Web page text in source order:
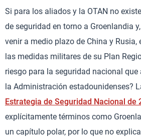
Si para los aliados y la OTAN no
de seguridad en torno a Groenlandia
venir a medio plazo de China y Rusia,
las medidas militares de su Plan
riesgo para la seguridad nacional que
la Administración estadounidenses?
Estrategia de Seguridad Nacional de
explícitamente términos como
un capítulo polar, por lo que no